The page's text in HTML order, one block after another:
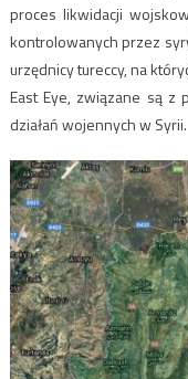
proces likwidacji
kontrolowanych przez
urzędnicy tureccy, na
East Eye, związane są z
działań wojennych w Syrii.